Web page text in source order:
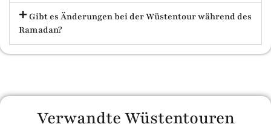
Gibt es Änderungen bei der Wüstentour während des
Ramadan?
Verwandte Wüstentouren